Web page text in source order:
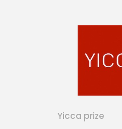
Yicca prize